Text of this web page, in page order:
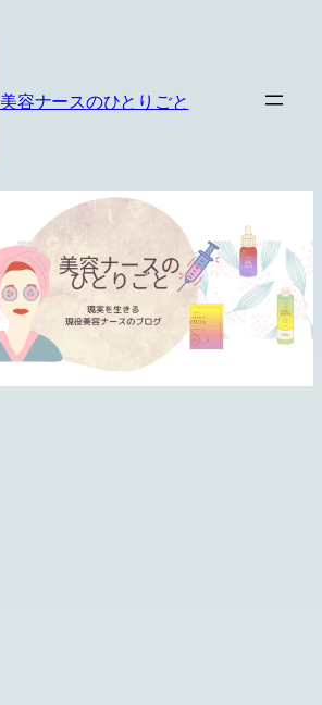
美容ナースのひとりごと